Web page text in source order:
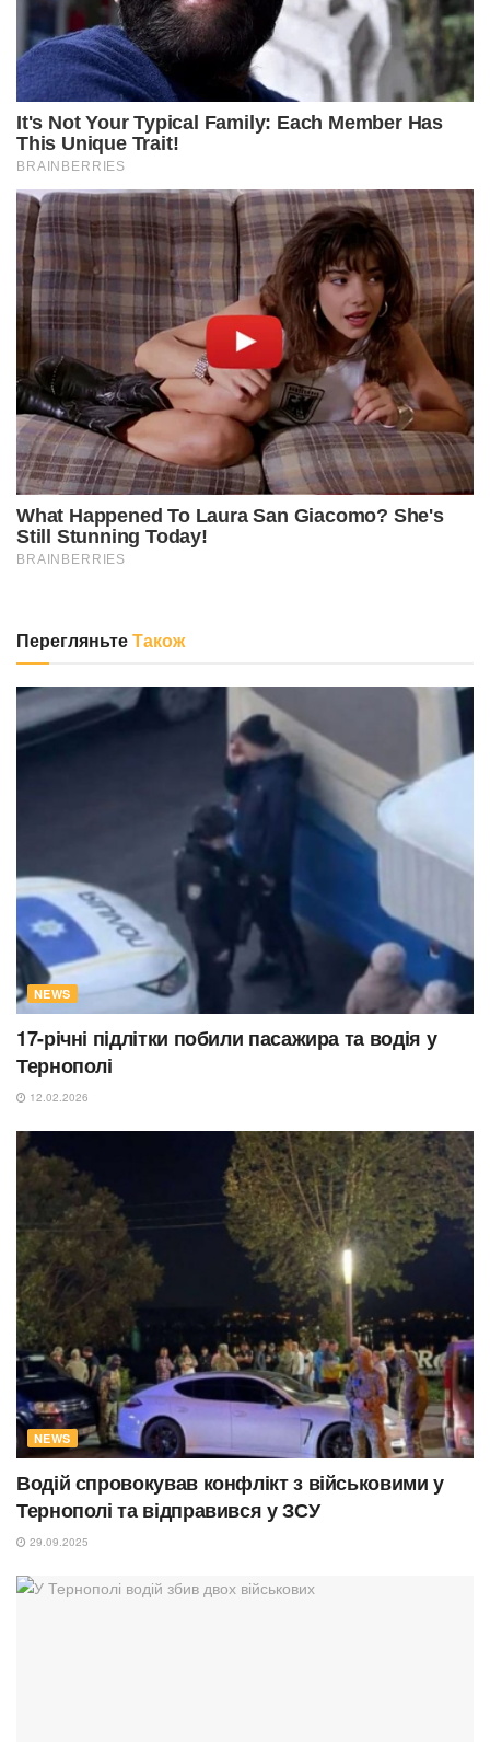
ПерегляньтеТакож
NEWS
17-річні підлітки побили пасажира та водія у
Тернополі
12.02.2026
NEWS
Водій спровокував конфлікт з військовими у
Тернополі та відправився у ЗСУ
29.09.2025